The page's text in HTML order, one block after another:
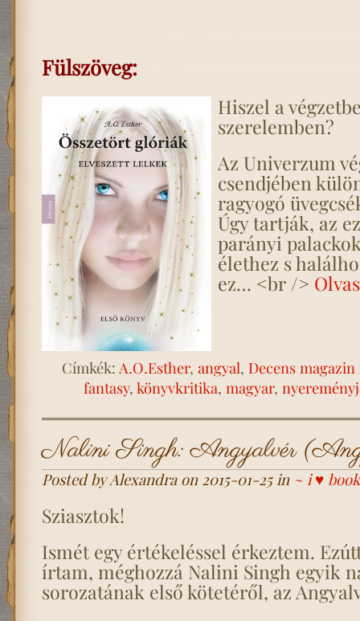
Fülszöveg:
Hiszel a
szerelemben?
Az Univerzum
csendjében
ragyogó
Úgy tartják, az
parányi
élethez s
ez… <br />
Címkék: A.O.Esther, angyal, Decens
fantasy, könyvkritika, magyar,
Nalini Singh: Angyalvér
Posted by Alexandra on 2015-01-25 in ~ i ♥
Sziasztok!
Ismét egy értékeléssel érkeztem.
írtam, méghozzá Nalini Singh egyik
sorozatának első kötetéről, az